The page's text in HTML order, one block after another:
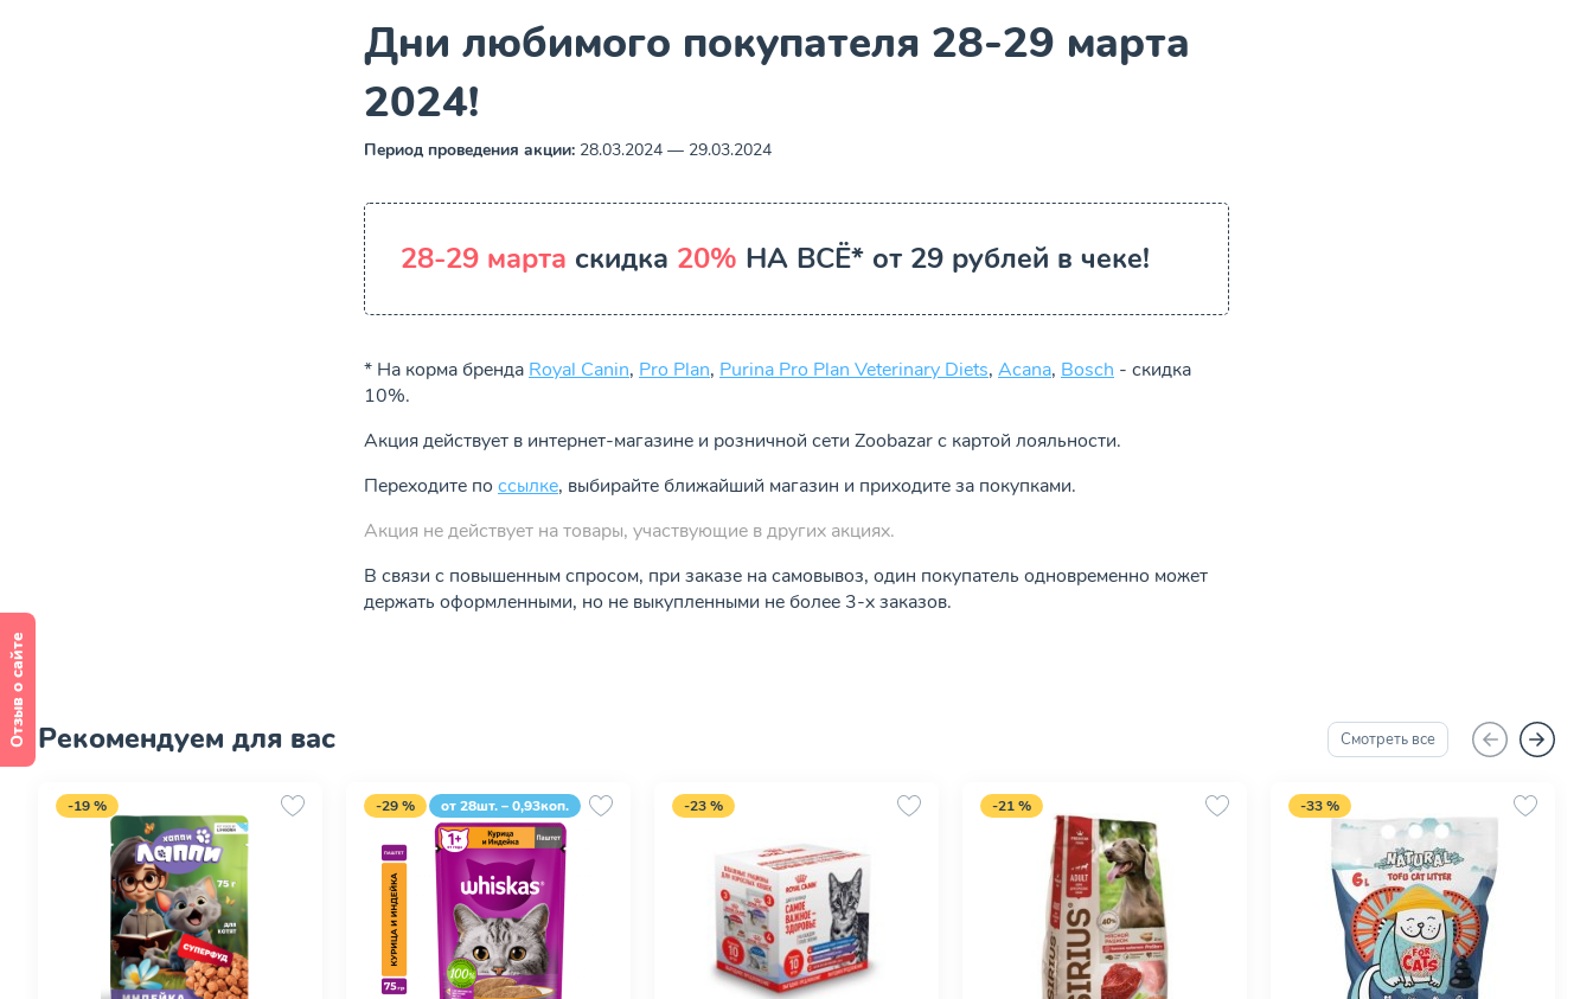
Дни любимого покупателя 28-29 марта
2024!
Период проведения акции: 28.03.2024 — 29.03.2024
28-29 марта скидка 20% НА ВСЁ* от 29 рублей в чеке!
* На корма бренда Royal Canin, Pro Plan, Purina Pro Plan Veterinary Diets, Acana, Bosch - скидка
10%.
Акция действует в интернет-магазине и розничной сети Zoobazar с картой лояльности.
Переходите по ссылке, выбирайте ближайший магазин и приходите за покупками.
Акция не действует на товары, участвующие в других акциях.
В связи с повышенным спросом, при заказе на самовывоз, один покупатель одновременно может
держать оформленными, но не выкупленными не более 3-х заказов.
Рекомендуем для вас Смотреть все
-19 % -29 % от 28шт. – 0,93коп. -23 % -21 % -33 %
Отзыв о сайте